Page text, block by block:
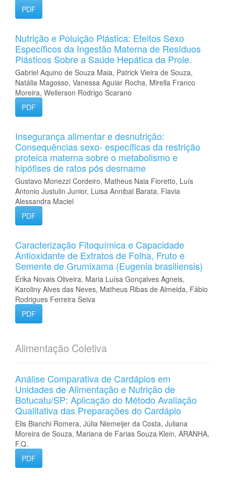
PDF
Nutrição e Poluição Plástica: Efeitos Sexo
Específicos da Ingestão Materna de Resíduos
Plásticos Sobre a Saúde Hepática da Prole.
Gabriel Aquino de Souza Maia, Patrick Vieira de Souza,
Natália Magosso, Vanessa Aguiar Rocha, Mirella Franco
Moreira, Wellerson Rodrigo Scarano
PDF
Insegurança alimentar e desnutrição:
Consequências sexo- específicas da restrição
proteica materna sobre o metabolismo e
hipófises de ratos pós desmame
Gustavo Monezzi Cordeiro, Matheus Naia Fioretto, Luís
Antonio Justulin Junior, Luisa Annibal Barata, Flavia
Alessandra Maciel
PDF
Caracterização Fitoquímica e Capacidade
Antioxidante de Extratos de Folha, Fruto e
Semente de Grumixama (Eugenia brasiliensis)
Érika Novais Oliveira, Maria Luísa Gonçalves Agneis,
Karoliny Alves das Neves, Matheus Ribas de Almeida, Fábio
Rodrigues Ferreira Seiva
PDF
Alimentação Coletiva
Análise Comparativa de Cardápios em
Unidades de Alimentação e Nutrição de
Botucatu/SP: Aplicação do Método Avaliação
Qualitativa das Preparações do Cardápio
Elis Bianchi Romera, Júlia Niemeijer da Costa, Juliana
Moreira de Souza, Mariana de Farias Souza Klein, ARANHA,
F.Q.
PDF